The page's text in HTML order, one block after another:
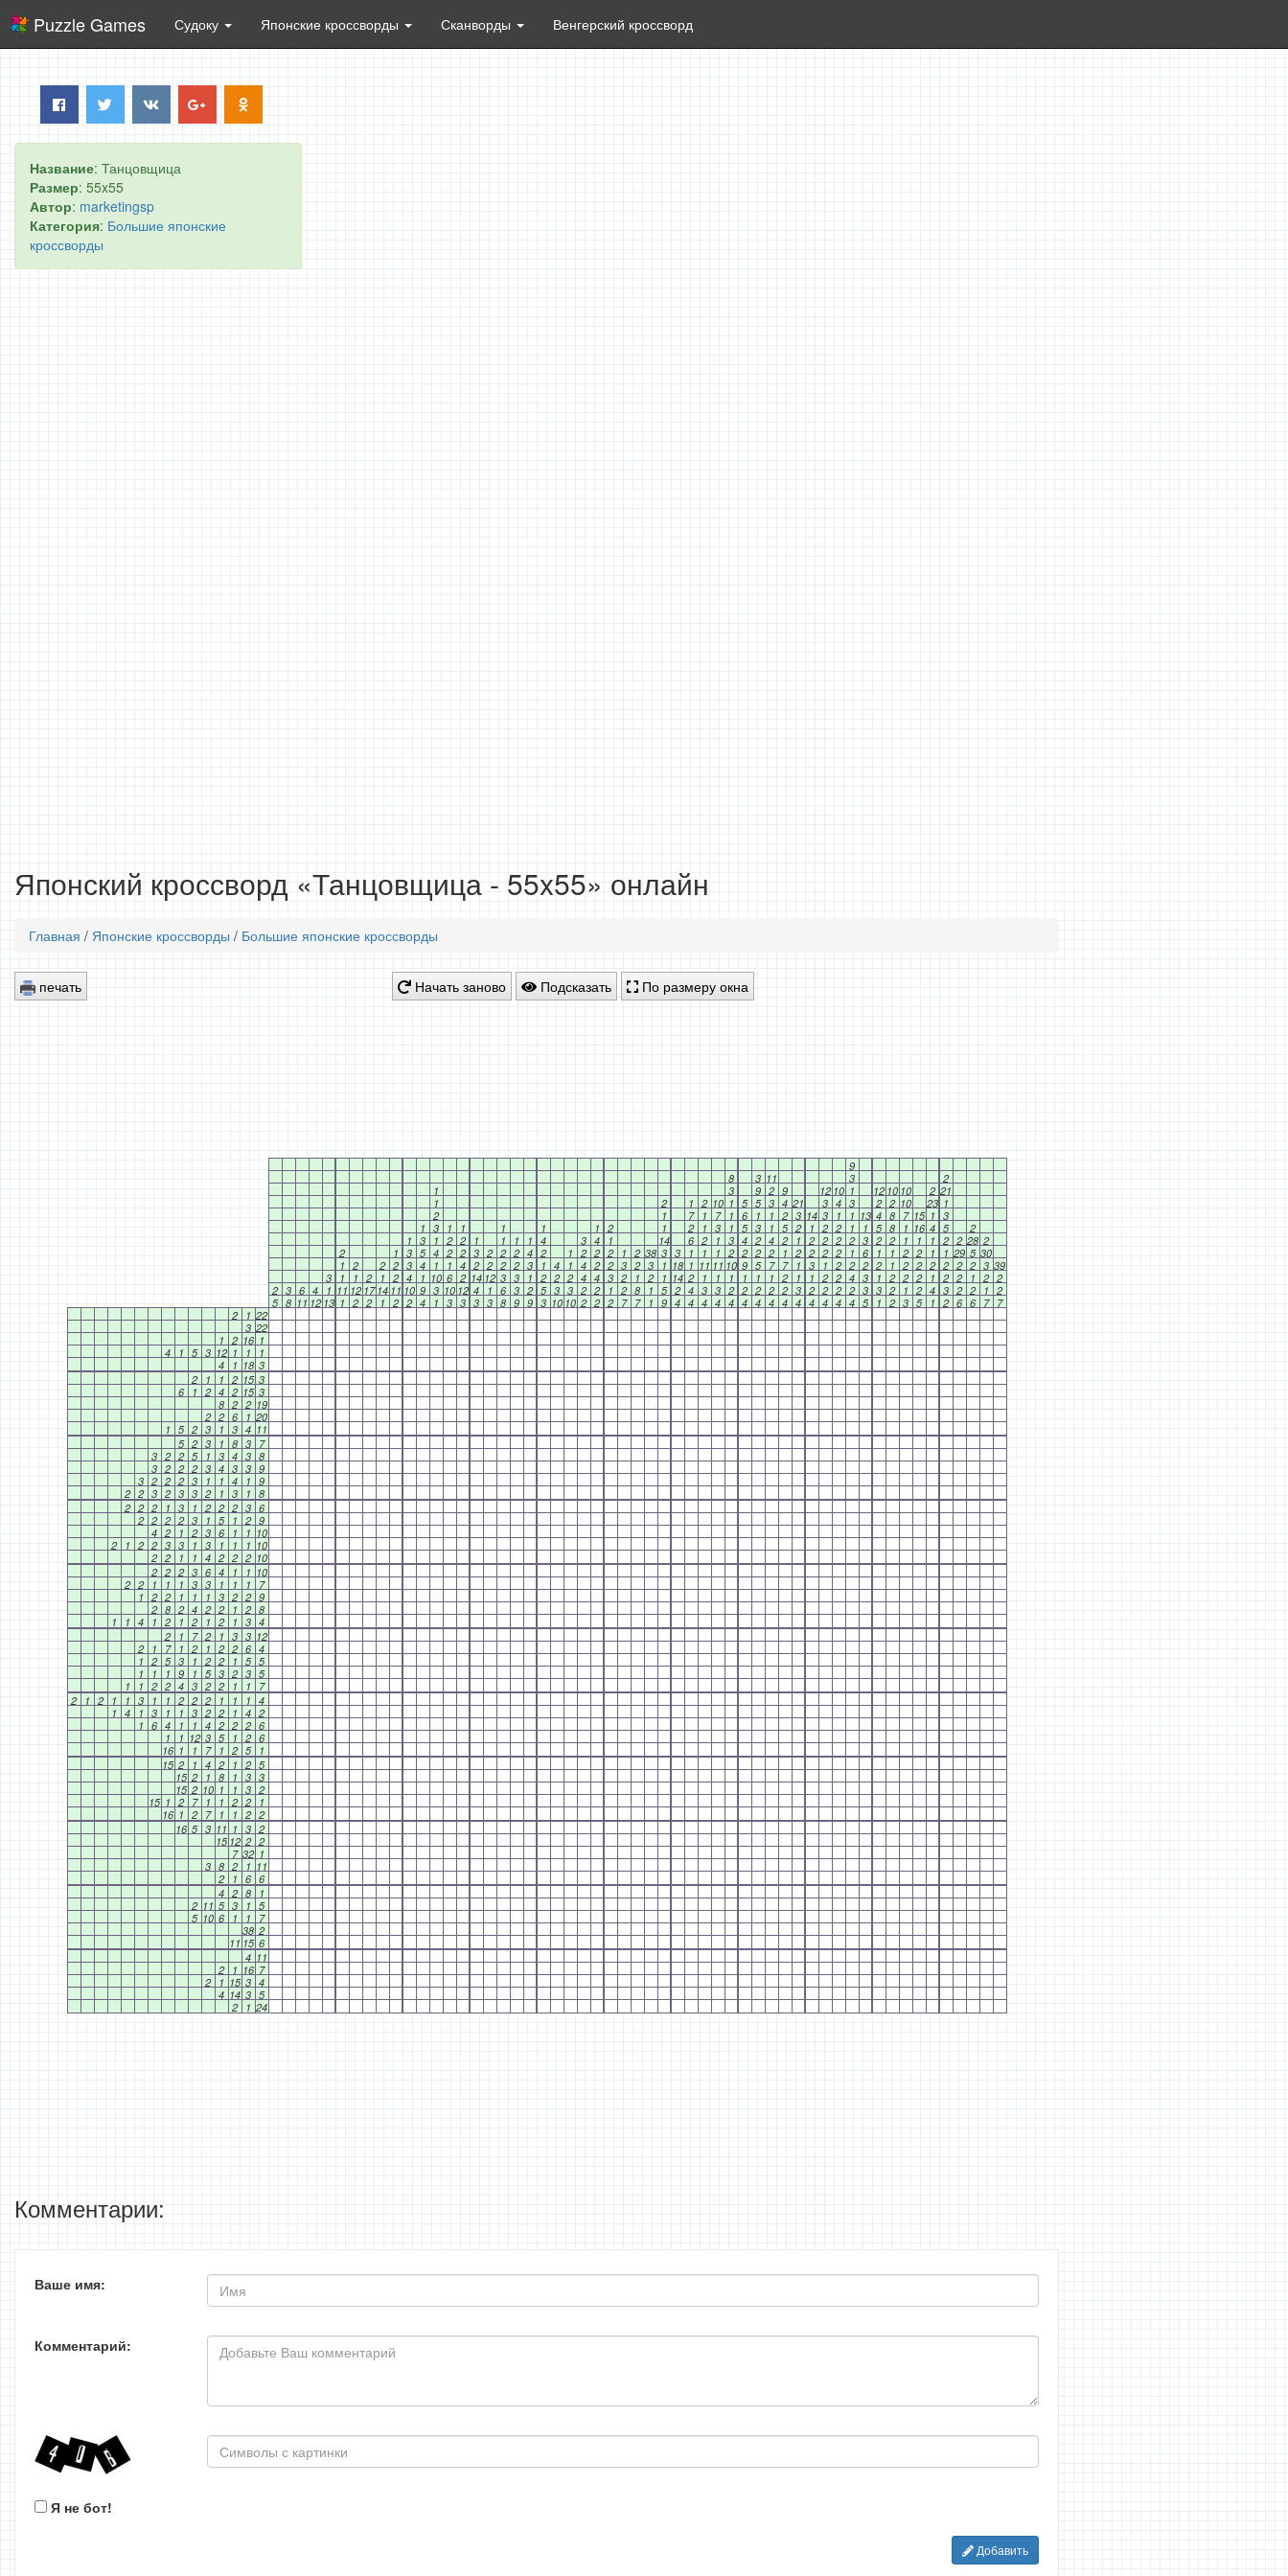
Puzzle Games Судоку Японские кроссворды Сканворды Венгерский кроссворд
Название: Танцовщица
Размер: 55x55
Автор: marketingsp
Категория: Большие японские
кроссворды
Японский кроссворд «Танцовщица - 55x55» онлайн
Главная / Японские кроссворды / Большие японские кроссворды
печать Начать заново Подсказать По размеру окна
9
8
3 11 3
2
1
3 9 2 9 12 10 1 12 10 10 2 21
1
2 1 2 10 1 5 5 3 4 21 3 4 3 2 2 10 23 1
2
1 7 1 7 1 6 1 1 2 3 14 3 1 1 13 4 8 7 15 1 3
1 3 1 1 1 1 1 2 1 2 1 3 1 5 3 1 5 2 1 2 2 1 1 5 8 1 16 4 5
2
1 3 1 2 2 1 1 1 1 4 3 4 1 14 6 2 1 3 4 2 4 2 1 2 2 2 2 3 2 2 1 1 1 2 2 28 2
2
1 3 5 4 2 2 3 2 2 2 4 2 1 2 2 2 1 2 38 3 3 1 1 1 2 2 2 2 1 2 2 2 2 1 6 1 1 2 2 1 1 29 5 30
1 2 2 2 3 4 1 1 4 2 2 2 2 3 1 4 1 4 2 2 3 2 3 1 18 1 11 11 10 9 5 7 7 1 3 1 2 2 2 2 1 2 2 2 2 2 2 3 39
3
1 1 2 1 2 4 1 10 6 2 14 12 3 3 1 2 2 2 4 4 3 2 1 2 1 14 2 1 1 1 1 1 1 2 1 1 2 2 4 3 1 2 2 2 1 2 2 1 2 2
2 3 6 4 1 11 12 17 14 11 10 9 3 10 12 4 1 6 3 2 5 3 3 2 2 1 2 8 1 5 2 4 3 3 2 2 2 2 2 3 2 2 2 2 3 3 2 1 2 4 3 2 2 1 2
5 8 11 12 13 1 2 2 1 2 2 4 1 3 3 3 3 8 9 9 3 10 10 2 2 2 7 7 1 9 4 4 4 4 4 4 4 4 4 4 4 4 4 4 5 1 2 3 5 1 2 6 6 7 7
2
1 22
3 22
1 2 16 1
4
1 5 3 12 1 1
1
4
1 18 3
2
1 1 2 15 3
6
1 2 4 2 15 3
8 2 2 19
2 2 6 1 20
1 5 2 3 1 3 4 11
5 2 3 1 8 3 7
3 2 2 5 1 3 4 3 8
3 2 2 2 3 4 3 3 9
3 2 2 2 3 1 1 4 1 9
2 2 3 2 3 3 2 1 3 1 8
2 2 2 1 3 1 2 2 2 3 6
2 2 2 2 3 1 5 1 2 9
4 2 1 2 3 6 1 1 10
2
1 2 2 3 3 1 3 1 1 1 10
2 2 1 1 4 2 2 2 10
2 2 2 3 6 4 1 1 10
2 2 1 1 1 3 3 1 1 1
7
1 2 2 1 1 1 3 2 2 9
2 8 2 4 2 2 1 2 8
1
1 4 1 2 1 2 1 2 1 3 4
2
1 7 2 1 3 3 12
2
1 7 1 2 1 2 2 6 4
1 2 5 3 1 2 2 1 5 5
1
1 1 9 1 5 3 2 3 5
1
1 2 2 4 3 2 2 1 1
7
2
1 2 1 1 3 1 1 2 2 2 1 1 1 4
1 4 1 3 1 1 3 2 2 1 4 2
1 6 4 1 1 4 2 2 2 6
1
1 12 3 5 1 2 6
16 1 1 7 1 2 5
1
15 2 1 4 2 1 2 5
15 2 1 8 1 3 3
15 2 10 1 1 3 2
15 1 2 7 1 1 2 2
1
16 1 2 7 1 1 2 2
16 5 3 11 1 3 2
15 12 2 2
7 32 1
3 8 2 1 11
2
1 6 6
4 2 8
1
2 11 5 3 1 5
5 10 6 1 1
7
38 2
11 15 6
4 11
2
1 16 7
2
1 15 3 4
4 14 3 5
2
1 24
Комментарии:
Ваше имя:
Комментарий:
Я не бот!
Добавить